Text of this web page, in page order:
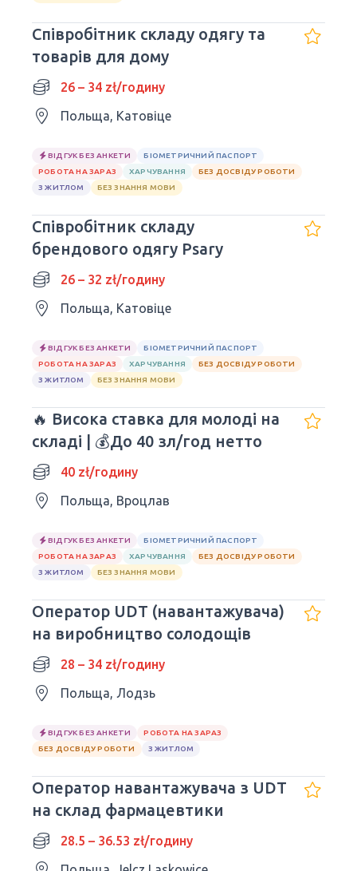
Співробітник складу одягу та
товарів для дому
26 – 34 zł/годину
Польща, Катовіце
ВІДГУК БЕЗ АНКЕТИ
БІОМЕТРИЧНИЙ ПАСПОРТ
РОБОТА НА ЗАРАЗ
ХАРЧУВАННЯ
БЕЗ ДОСВІДУ РОБОТИ
З ЖИТЛОМ
БЕЗ ЗНАННЯ МОВИ
Співробітник складу
брендового одягу Psary
26 – 32 zł/годину
Польща, Катовіце
ВІДГУК БЕЗ АНКЕТИ
БІОМЕТРИЧНИЙ ПАСПОРТ
РОБОТА НА ЗАРАЗ
ХАРЧУВАННЯ
БЕЗ ДОСВІДУ РОБОТИ
З ЖИТЛОМ
БЕЗ ЗНАННЯ МОВИ
🔥 Висока ставка для молоді на
складі | 💰До 40 зл/год нетто
40 zł/годину
Польща, Вроцлав
ВІДГУК БЕЗ АНКЕТИ
БІОМЕТРИЧНИЙ ПАСПОРТ
РОБОТА НА ЗАРАЗ
ХАРЧУВАННЯ
БЕЗ ДОСВІДУ РОБОТИ
З ЖИТЛОМ
БЕЗ ЗНАННЯ МОВИ
Оператор UDT (навантажувача)
на виробництво солодощів
28 – 34 zł/годину
Польща, Лодзь
ВІДГУК БЕЗ АНКЕТИ
РОБОТА НА ЗАРАЗ
БЕЗ ДОСВІДУ РОБОТИ
З ЖИТЛОМ
Оператор навантажувача з UDT
на склад фармацевтики
28.5 – 36.53 zł/годину